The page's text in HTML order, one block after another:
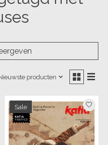
producten
Sale